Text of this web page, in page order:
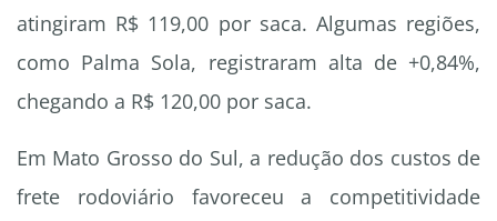
atingiram R$ 119,00 por saca. Algumas regiões,
como Palma Sola, registraram alta de +0,84%,
chegando a R$ 120,00 por saca.
Em Mato Grosso do Sul, a redução dos custos de
frete rodoviário favoreceu a competitividade